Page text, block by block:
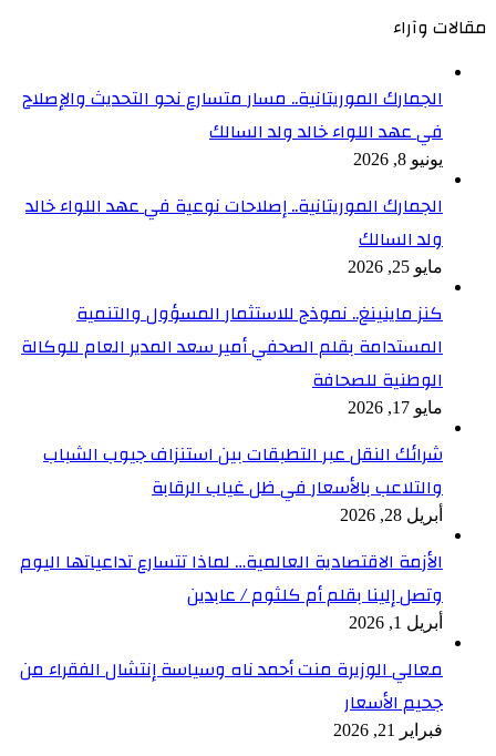
مقالات وآراء
الجمارك الموريتانية.. مسار متسارع نحو التحديث والإصلاح
في عهد اللواء خالد ولد السالك
يونيو 8, 2026
الجمارك الموريتانية.. إصلاحات نوعية في عهد اللواء خالد
ولد السالك
مايو 25, 2026
كنز ماينينغ.. نموذج للاستثمار المسؤول والتنمية
المستدامة بقلم الصحفي أمير سعد المدير العام للوكالة
الوطنية للصحافة
مايو 17, 2026
شرائك النقل عبر التطبقات بين استنزاف جيوب الشباب
والتلاعب بالأسعار في ظل غياب الرقابة
أبريل 28, 2026
الأزمة الاقتصادية العالمية… لماذا تتسارع تداعياتها اليوم
وتصل إلينا بقلم أم كلثوم / عابدين
أبريل 1, 2026
معالي الوزيرة منت أحمد ناه وسياسة إنتشال الفقراء من
جحيم الأسعار
فبراير 21, 2026